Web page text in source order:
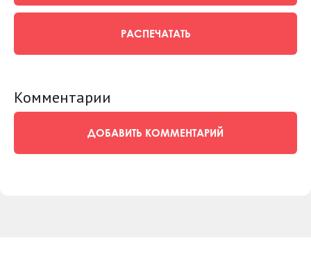
РАСПЕЧАТАТЬ
Комментарии
ДОБАВИТЬ КОММЕНТАРИЙ